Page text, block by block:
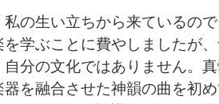
私の生い立ちから来ているの
を学ぶことに費やしましたが
分の文化ではありません。
を融合させた神韻の曲を初